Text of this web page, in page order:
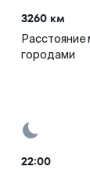
3260 км
городами
22:00